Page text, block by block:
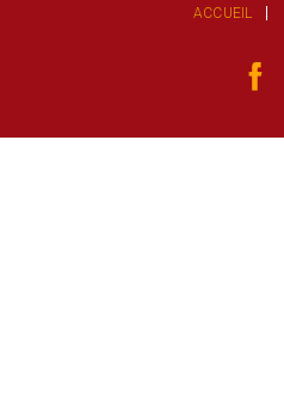
ACCUEIL